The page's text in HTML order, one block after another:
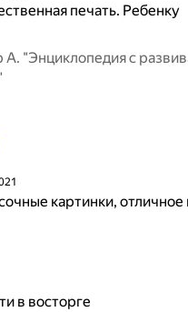
печать. Ребенку
"Энциклопедия с
картинки, отличное
в восторге